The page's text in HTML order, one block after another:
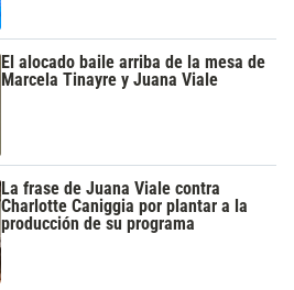
El alocado baile arriba de la mesa de
Marcela Tinayre y Juana Viale
La frase de Juana Viale contra
Charlotte Caniggia por plantar a la
producción de su programa